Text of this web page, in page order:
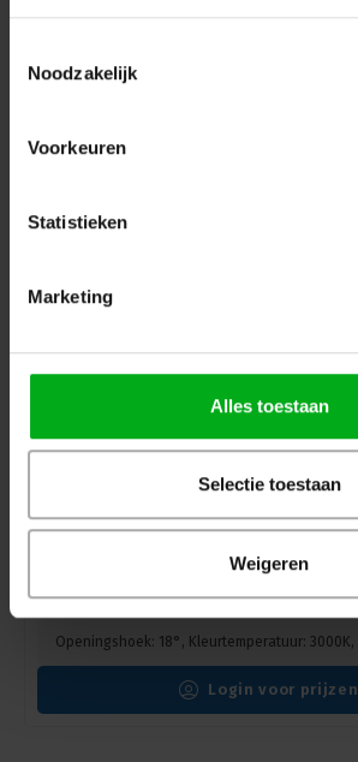
Noodzakelijk
Voorkeuren
Statistieken
Marketing
Alles toestaan
Selectie toestaan
Weigeren
SPX* |
CAI00559
Levertijd op aanvraag
Bevestiging: 3 Circuits Track adaptor
Login voor prijzen